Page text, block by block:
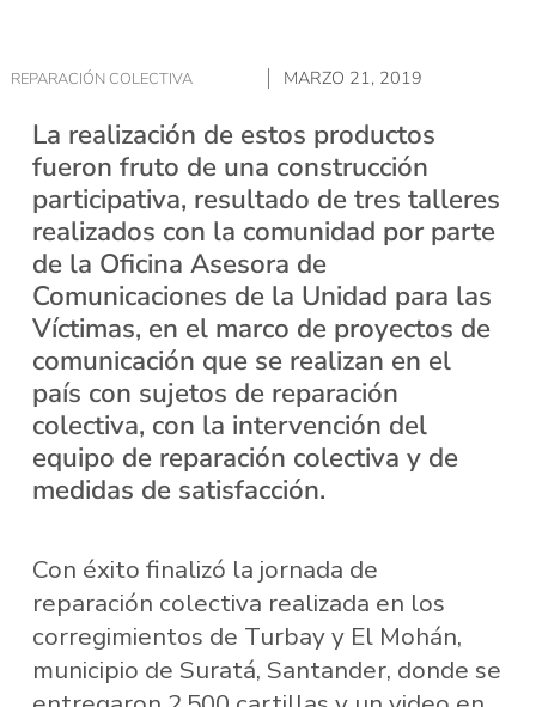
REPARACIÓN COLECTIVA MARZO 21, 2019
La realización de estos productos
fueron fruto de una construcción
participativa, resultado de tres talleres
realizados con la comunidad por parte
de la Oficina Asesora de
Comunicaciones de la Unidad para las
Víctimas, en el marco de proyectos de
comunicación que se realizan en el
país con sujetos de reparación
colectiva, con la intervención del
equipo de reparación colectiva y de
medidas de satisfacción.
Con éxito finalizó la jornada de
reparación colectiva realizada en los
corregimientos de Turbay y El Mohán,
municipio de Suratá, Santander, donde se